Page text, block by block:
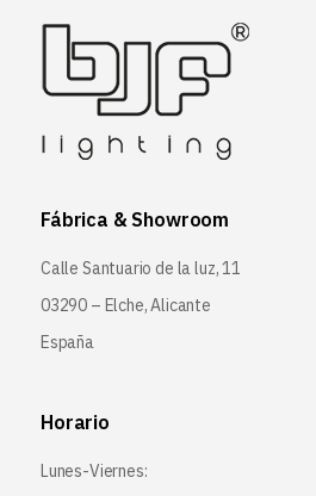
Fábrica & Showroom
Calle Santuario de la luz, 11
03290 – Elche, Alicante
España
Horario
Lunes-Viernes: